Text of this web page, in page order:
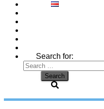
Search for: